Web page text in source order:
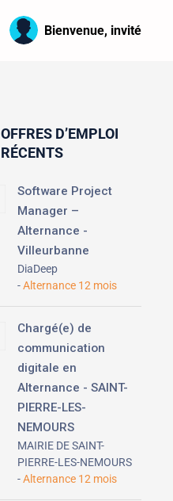
Bienvenue, invité
OFFRES D’EMPLOI
RÉCENTS
Software Project
Manager –
Alternance -
Villeurbanne
DiaDeep
Alternance 12 mois
Chargé(e) de
communication
digitale en
Alternance - SAINT-
PIERRE-LES-
NEMOURS
MAIRIE DE SAINT-
PIERRE-LES-NEMOURS
Alternance 12 mois